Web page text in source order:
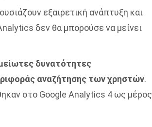
εξαιρετική ανάπτυξη και
δεν θα μπορούσε να μείνει
δυνατότητες
αναζήτησης των χρηστών.
στο Google Analytics 4 ως μέρος